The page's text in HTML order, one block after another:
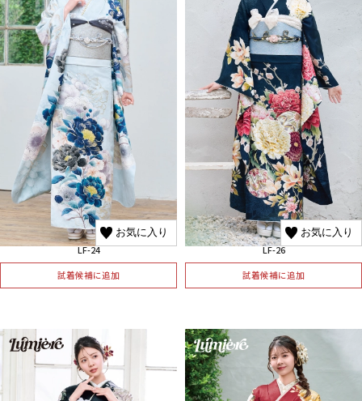
お気に入り
LF-24
試着候補に追加
お気に入り
LF-26
試着候補に追加